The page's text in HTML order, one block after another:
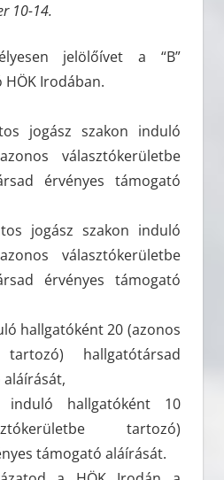
10-14.
jelölőívet a “B”
Irodában.
jogász szakon induló
választókerületbe
érvényes támogató
jogász szakon induló
választókerületbe
érvényes támogató
hallgatóként 20 (azonos
tartozó) hallgatótársad
induló hallgatóként 10
tartozó)
támogató aláírását.